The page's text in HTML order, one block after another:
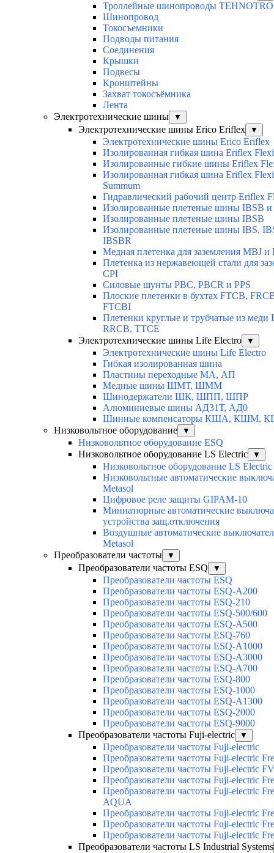
Троллейные шинопроводы
Шинопровод
Токосъемники
Подводы питания
Соединения
Крышки
Подвесы
Кронштейны
Захват токосъёмника
Лента
Электротехнические шины
▼
Электротехнические шины Erico Eriflex ▼
Электротехнические шины Erico Eriflex
Изолированная гибкая шина Eriflex
Изолированные гибкие шины Eriflex
Изолированная гибкая шина Eriflex
Summum
Гидравлический рабочий центр Eriflex
Изолированные плетеные шины IBSB
Изолированные плетеные шины IBSB
Изолированные плетеные шины IBS,
IBSBR
Медная плетенка для заземления MBJ и
Плетенка из нержавеющей стали для
CPI
Силовые шунты PBC, PBCR и PPS
Плоские плетенки в бухтах FTCB,
FTCBI
Плетенки круглые и трубчатые из меди
RRCB, TTCE
Электротехнические шины Life Electro
▼
Электротехнические шины Life Electro
Гибкая изолированная шина
Пластины переходные МА, АП
Медные шины ШМТ, ШММ
Шинодержатели ШК, ШПП, ШПР
Алюминиевые шины АД31Т, АД0
Шинные компенсаторы КША, КШМ,
Низковольтное оборудование
▼
Низковольтное оборудование ESQ
Низковольтное оборудование LS Electric
▼
Низковольтное оборудование LS Electric
Низковольтные автоматические
Metasol
Цифровое реле защиты GIPAM-10
Миниатюрные автоматические
устройства защ.отключения
Воздушные автоматические
Metasol
Преобразователи частоты
▼
Преобразователи частоты ESQ ▼
Преобразователи частоты ESQ
Преобразователи частоты ESQ-A200
Преобразователи частоты ESQ-210
Преобразователи частоты ESQ-500/600
Преобразователи частоты ESQ-A500
Преобразователи частоты ESQ-760
Преобразователи частоты ESQ-A1000
Преобразователи частоты ESQ-A3000
Преобразователи частоты ESQ-A700
Преобразователи частоты ESQ-800
Преобразователи частоты ESQ-1000
Преобразователи частоты ESQ-A1300
Преобразователи частоты ESQ-2000
Преобразователи частоты ESQ-9000
Преобразователи частоты Fuji-electric
▼
Преобразователи частоты Fuji-electric
Преобразователи частоты Fuji-electric
Преобразователи частоты Fuji-electric
Преобразователи частоты Fuji-electric
Преобразователи частоты Fuji-electric
AQUA
Преобразователи частоты Fuji-electric
Преобразователи частоты Fuji-electric
Преобразователи частоты Fuji-electric
Преобразователи частоты LS Industrial Systems